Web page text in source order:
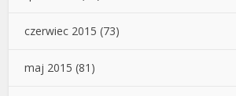
czerwiec 2015 (73)
maj 2015 (81)